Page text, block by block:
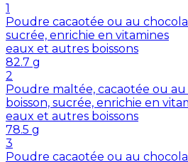
1
Poudre cacaotée ou au
sucrée, enrichie en vitamines
eaux et autres boissons
82.7 g
2
Poudre maltée, cacaotée ou
boisson, sucrée, enrichie en
eaux et autres boissons
78.5 g
3
Poudre cacaotée ou au